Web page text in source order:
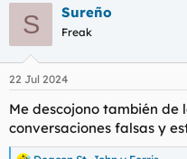
e
:
S Sureño
Freak
22 Jul 2024
Me descojono también de
conversaciones falsas y